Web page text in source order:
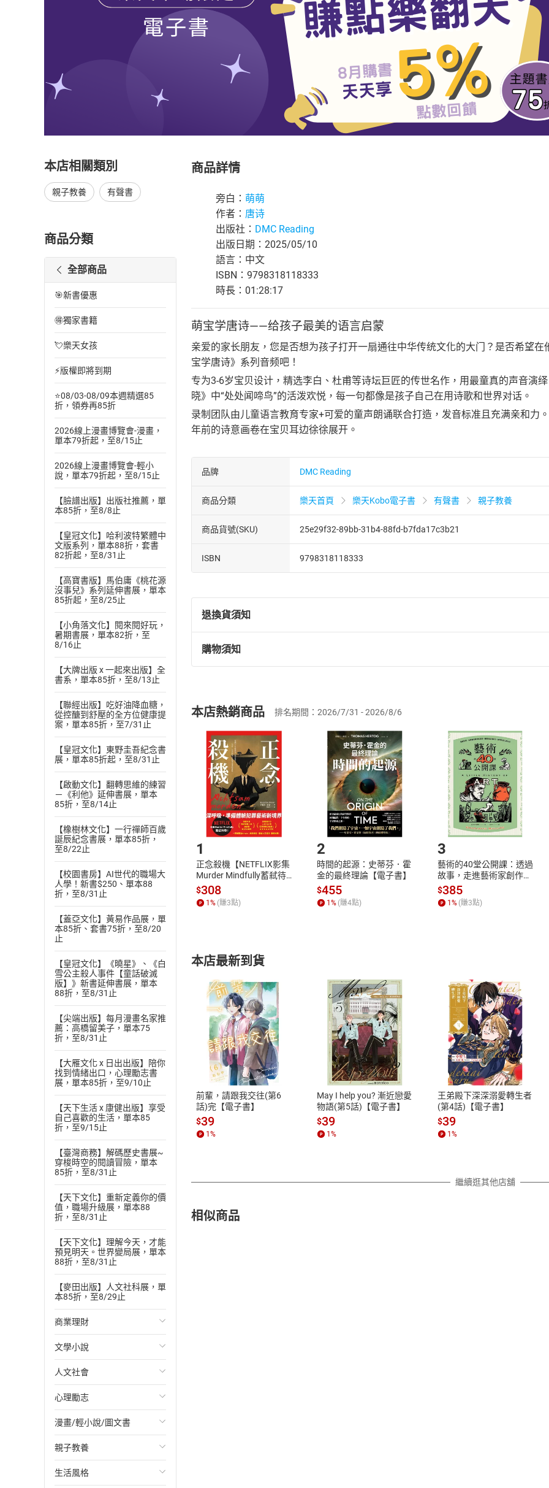
本店相關類別
親子教養 有聲書
商品分類
全部商品
🎯新書優惠
🉐獨家書籍
💘樂天女孩
⚡版權即將到期
⭐08/03-08/09本週精選85
折，領券再85折
2026線上漫畫博覽會-漫畫，
單本79折起，至8/15止
2026線上漫畫博覽會-輕小
說，單本79折起，至8/15止
【臉譜出版】出版社推薦，單
本85折，至8/8止
【皇冠文化】哈利波特繁體中
文版系列，單本88折，套書
82折起，至8/31止
【高寶書版】馬伯庸《桃花源
沒事兒》系列延伸書展，單本
85折起，至8/25止
【小角落文化】閱來閱好玩，
暑期書展，單本82折，至
8/16止
【大牌出版 x 一起來出版】全
書系，單本85折，至8/13止
【聯經出版】吃好油降血糖，
從控醣到舒壓的全方位健康提
案，單本85折，至7/31止
【皇冠文化】東野圭吾紀念書
展，單本85折起，至8/31止
【啟動文化】翻轉思維的練習
－《利他》延伸書展，單本
85折，至8/14止
【橡樹林文化】一行禪師百歲
誕辰紀念書展，單本85折，
至8/22止
【校園書房】AI世代的職場大
人學！新書$250、單本88
折，至8/31止
【蓋亞文化】黃易作品展，單
本85折、套書75折，至8/20
止
【皇冠文化】《曉星》、《白
雪公主殺人事件【童話破滅
版】》新書延伸書展，單本
88折，至8/31止
【尖端出版】每月漫畫名家推
薦：高橋留美子，單本75
折，至8/31止
【大雁文化 x 日出出版】陪你
找到情緒出口，心理勵志書
展，單本85折，至9/10止
【天下生活 x 康健出版】享受
自己喜歡的生活，單本85
折，至9/15止
【臺灣商務】解碼歷史書展~
穿梭時空的閱讀冒險，單本
85折，至8/31止
【天下文化】重新定義你的價
值，職場升級展，單本88
折，至8/31止
【天下文化】理解今天，才能
預見明天。世界變局展，單本
88折，至8/31止
【麥田出版】人文社科展，單
本85折，至8/29止
商業理財
投資理財
經濟/趨勢
財務/金融
管理/領導
職場工作術
成功法
文學小說
歐美文學
日本文學
韓國文學
華文文學
經典文學
人文社會
國際關係
政治
社會科學
台灣/中國歷史
心理勵志
心靈成長/情緒
人際關係
兩性關係
漫畫/輕小說/圖文書
輕小說
奇幻/科幻
親子教養
教育現場
生活風格
商品詳情
旁白： 萌萌
作者： 唐诗
出版社： DMC Reading
出版日期：2025/05/10
語言：中文
ISBN：9798318118333
時長：01:28:17
萌宝学唐诗——给孩子最美的语言启蒙
亲爱的家长朋友，您是否想为孩子打开一扇通往中华传统文化的大门？是否希望
宝学唐诗》系列音频吧！
专为3-6岁宝贝设计，精选李白、杜甫等诗坛巨匠的传世名作，用最童真的声音演
晓》中“处处闻啼鸟”的活泼欢悦，每一句都像是孩子自己在用诗歌和世界对话。
录制团队由儿童语言教育专家+可爱的童声朗诵联合打造，发音标准且充满亲和力
年前的诗意画卷在宝贝耳边徐徐展开。
品牌 DMC Reading
商品分類 樂天首頁 樂天Kobo電子書 有聲書 親子教養
商品貨號(SKU) 25e29f32-89bb-31b4-88fd-b7fda17c3b21
ISBN 9798318118333
退換貨須知
退換貨規定：
(一)依消費者保護法第19條第1項後段暨通訊交易解除權合理例外情事適用
(二)消費者訂購本店鋪之商品即代表知悉本店鋪所銷售之商品為電子書，
且已下載/存取電子書，不得請求退貨退款。
退貨方式：您欲取消訂單或辦理退貨時，請登入樂天市場，並於「我的訂單
貨」，本店鋪將依您的申請進行審核，待審核通過後將為您辦理退款事宜。
請注意，樂天市場須以整筆訂單為單位進行取消/退貨，恕無法以單支商品取
購物須知
挑選商品
Choose
放入購物車
Shopping cart
登入帳號
Login
購書後，如何開始使用？
Step1.選擇閱讀載具 Step2.登入
付款方式
ATM轉帳、信用卡、LINE PAY、AFTEE
退換貨規範
本店是否提供消費者保護法七日猶
之權利，遽消費者保護法及通訊交
除權合理例外情事適用準則，依商
質各有不同規定。詳細退換貨說明
照各商品說明。
本店熱銷商品 排名期間：2026/7/31 - 2026/8/6
1
正念殺機【NETFLIX影集
Murder Mindfully蓄弒待
發】【電子書】
$308
1% (賺3點)
2
時間的起源：史蒂芬．霍
金的最終理論【電子書】
$455
1% (賺4點)
3
藝術的40堂公開課：透過
故事，走進藝術家創作現
場，看藝術如何誕生、如
何形塑人類生活【電子
書】
$385
1% (賺3點)
本店最新到貨
前輩，請跟我交往(第6
話)完【電子書】
$39
1%
May I help you? 漸近戀愛
物語(第5話)【電子書】
$39
1%
王弟殿下深深溺愛轉生者
(第4話)【電子書】
$39
1%
繼續逛其他店舖
相似商品